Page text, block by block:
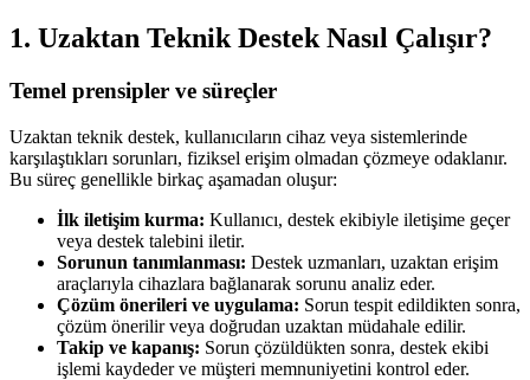
1. Uzaktan Teknik Destek Nasıl Çalışır?
Temel prensipler ve süreçler
Uzaktan teknik destek, kullanıcıların cihaz veya sistemlerinde
karşılaştıkları sorunları, fiziksel erişim olmadan çözmeye odaklanır.
Bu süreç genellikle birkaç aşamadan oluşur:
İlk iletişim kurma: Kullanıcı, destek ekibiyle iletişime geçer
veya destek talebini iletir.
Sorunun tanımlanması: Destek uzmanları, uzaktan erişim
araçlarıyla cihazlara bağlanarak sorunu analiz eder.
Çözüm önerileri ve uygulama: Sorun tespit edildikten sonra,
çözüm önerilir veya doğrudan uzaktan müdahale edilir.
Takip ve kapanış: Sorun çözüldükten sonra, destek ekibi
işlemi kaydeder ve müşteri memnuniyetini kontrol eder.